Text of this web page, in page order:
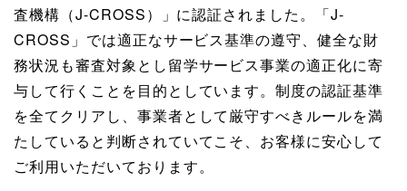
査機構（J-CROSS）」に認証されました。「J-
CROSS」では適正なサービス基準の遵守、健全な財
務状況も審査対象とし留学サービス事業の適正化に寄
与して行くことを目的としています。制度の認証基準
を全てクリアし、事業者として厳守すべきルールを満
たしていると判断されていてこそ、お客様に安心して
ご利用いただいております。